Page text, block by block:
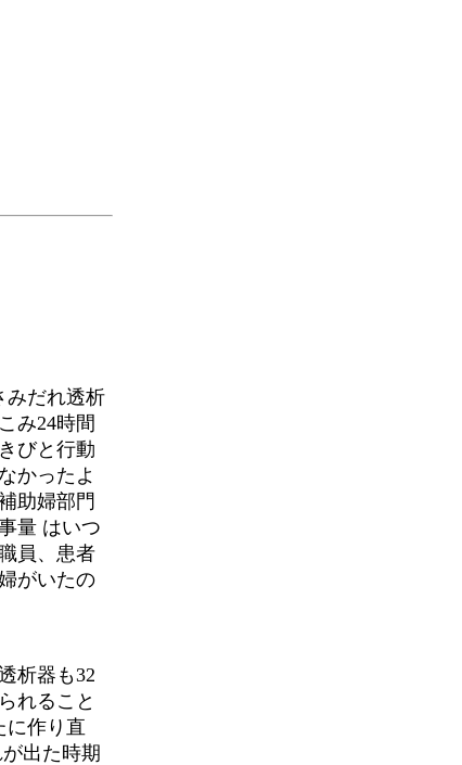
みだれ透析
み24時間
びと行動
かったよ
助婦部門
量 はいつ
員、患者
がいたの
析器も32
れること
に作り直
出た時期